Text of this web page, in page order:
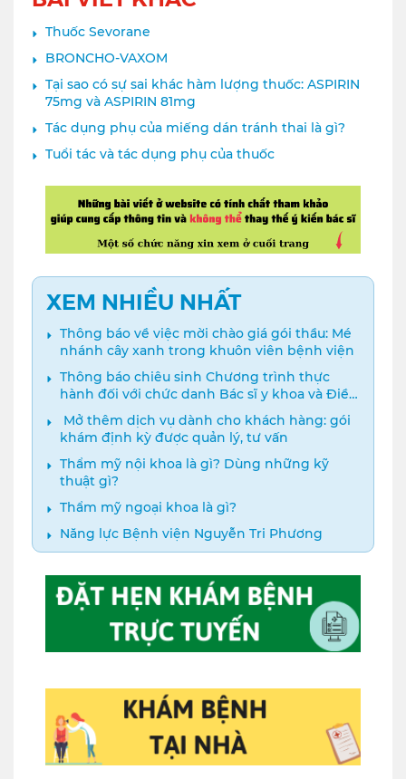
Thuốc Sevorane
BRONCHO-VAXOM
Tại sao có sự sai khác hàm lượng thuốc: ASPIRIN
75mg và ASPIRIN 81mg
Tác dụng phụ của miếng dán tránh thai là gì?
Tuổi tác và tác dụng phụ của thuốc
XEM NHIỀU NHẤT
Thông báo về việc mời chào giá gói thầu: Mé
nhánh cây xanh trong khuôn viên bệnh viện
Thông báo chiêu sinh Chương trình thực
hành đối với chức danh Bác sĩ y khoa và Điều
dưỡng năm 2024
️ Mở thêm dịch vụ dành cho khách hàng: gói
khám định kỳ được quản lý, tư vấn
Thẩm mỹ nội khoa là gì? Dùng những kỹ
thuật gì?
Thẩm mỹ ngoại khoa là gì?
Năng lực Bệnh viện Nguyễn Tri Phương